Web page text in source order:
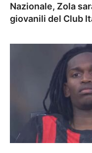
Nazionale, Zola
giovanili del Club